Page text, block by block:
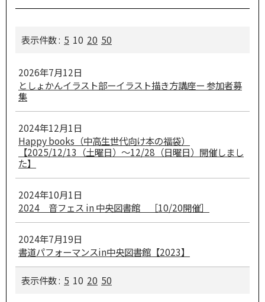
表示件数 : 5 10 20 50
2026年7月12日
としょかんイラスト部ーイラスト描き方講座ー 参加者募
集
2024年12月1日
Happy books（中高生世代向け本の福袋）
【2025/12/13（土曜日）～12/28（日曜日）開催しまし
た】
2024年10月1日
2024 音フェス in 中央図書館 ［10/20開催］
2024年7月19日
書道パフォーマンスin中央図書館【2023】
表示件数 : 5 10 20 50